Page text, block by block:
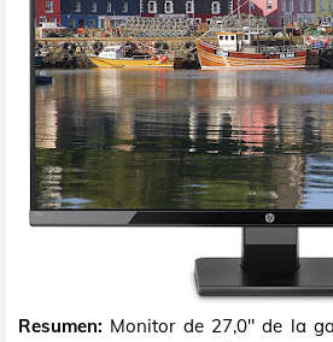
Resumen: Monitor de 27,0" de la